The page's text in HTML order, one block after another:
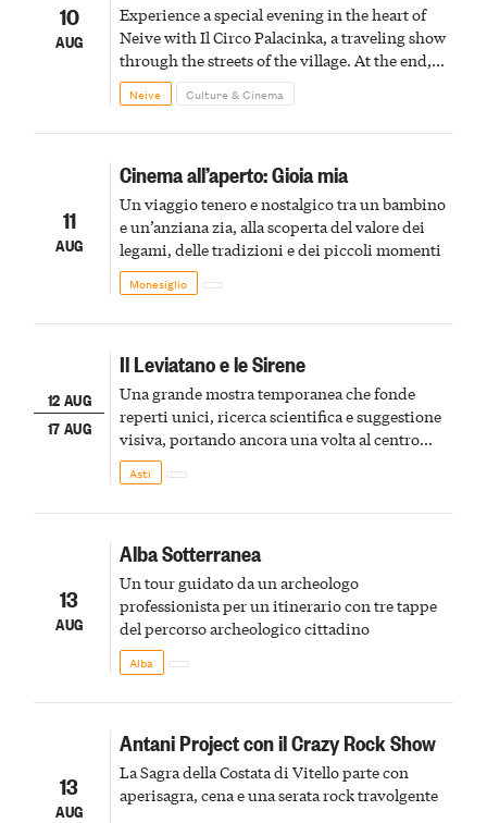
10
AUG
Experience a special evening in the heart of
Neive with Il Circo Palacinka, a traveling show
through the streets of the village. At the end,
Cascina Fonda Winery will offer a tasting of
two sparkling wines.
Neive Culture & Cinema
11
AUG
Cinema all’aperto: Gioia mia
Un viaggio tenero e nostalgico tra un bambino
e un’anziana zia, alla scoperta del valore dei
legami, delle tradizioni e dei piccoli momenti
Monesiglio
12 AUG
17 AUG
Il Leviatano e le Sirene
Una grande mostra temporanea che fonde
reperti unici, ricerca scientifica e suggestione
visiva, portando ancora una volta al centro
della scena le meraviglie del passato astigiano
Asti
13
AUG
Alba Sotterranea
Un tour guidato da un archeologo
professionista per un itinerario con tre tappe
del percorso archeologico cittadino
Alba
13
AUG
Antani Project con il Crazy Rock Show
La Sagra della Costata di Vitello parte con
aperisagra, cena e una serata rock travolgente